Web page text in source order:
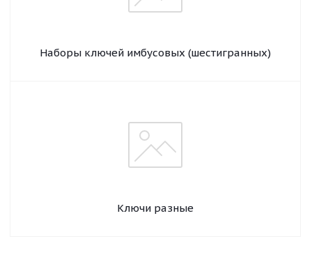
Наборы ключей имбусовых (шестигранных)
Ключи разные